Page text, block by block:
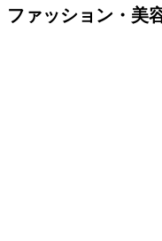
ファッション・美